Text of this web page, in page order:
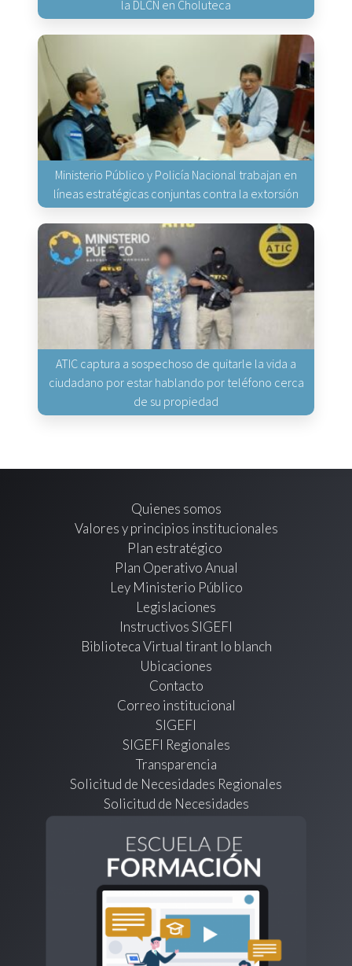
la DLCN en Choluteca
Ministerio Público y Policía Nacional trabajan en
líneas estratégicas conjuntas contra la extorsión
ATIC captura a sospechoso de quitarle la vida a
ciudadano por estar hablando por teléfono cerca
de su propiedad
Quienes somos
Valores y principios institucionales
Plan estratégico
Plan Operativo Anual
Ley Ministerio Público
Legislaciones
Instructivos SIGEFI
Biblioteca Virtual tirant lo blanch
Ubicaciones
Contacto
Correo institucional
SIGEFI
SIGEFI Regionales
Transparencia
Solicitud de Necesidades Regionales
Solicitud de Necesidades